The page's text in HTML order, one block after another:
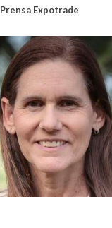
Prensa Expotrade